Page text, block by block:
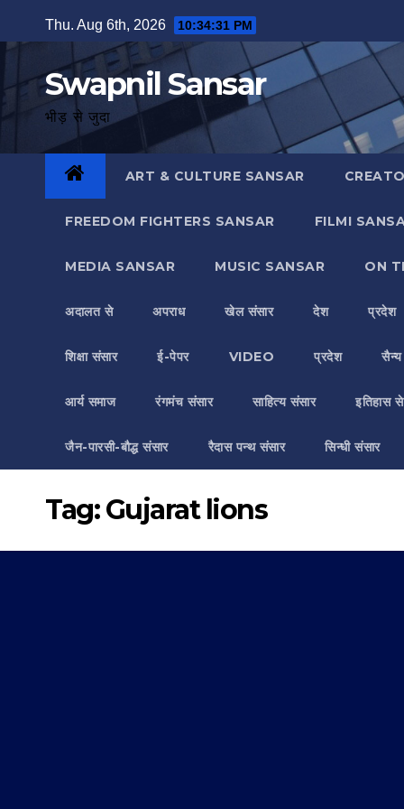
to
Thu. Aug 6th, 2026 10:34:32 PM
Swapnil Sansar
भीड़ से जुदा
ART & CULTURE SANSAR
FREEDOM FIGHTERS SANSAR FILMI
MEDIA SANSAR MUSIC SANSAR ON
अदालत से अपराध खेल संसार देश प्रदेश
शिक्षा संसार ई-पेपर VIDEO प्रदेश
आर्य समाज रंगमंच संसार साहित्य संसार इतिहास से
जैन-पारसी-बौद्ध संसार रैदास पन्थ संसार सिन्धी संसार
Tag:Gujarat lions